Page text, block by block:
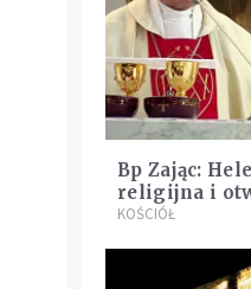
Bp Zając:
religijna i
człowieka
KOŚCIÓŁ